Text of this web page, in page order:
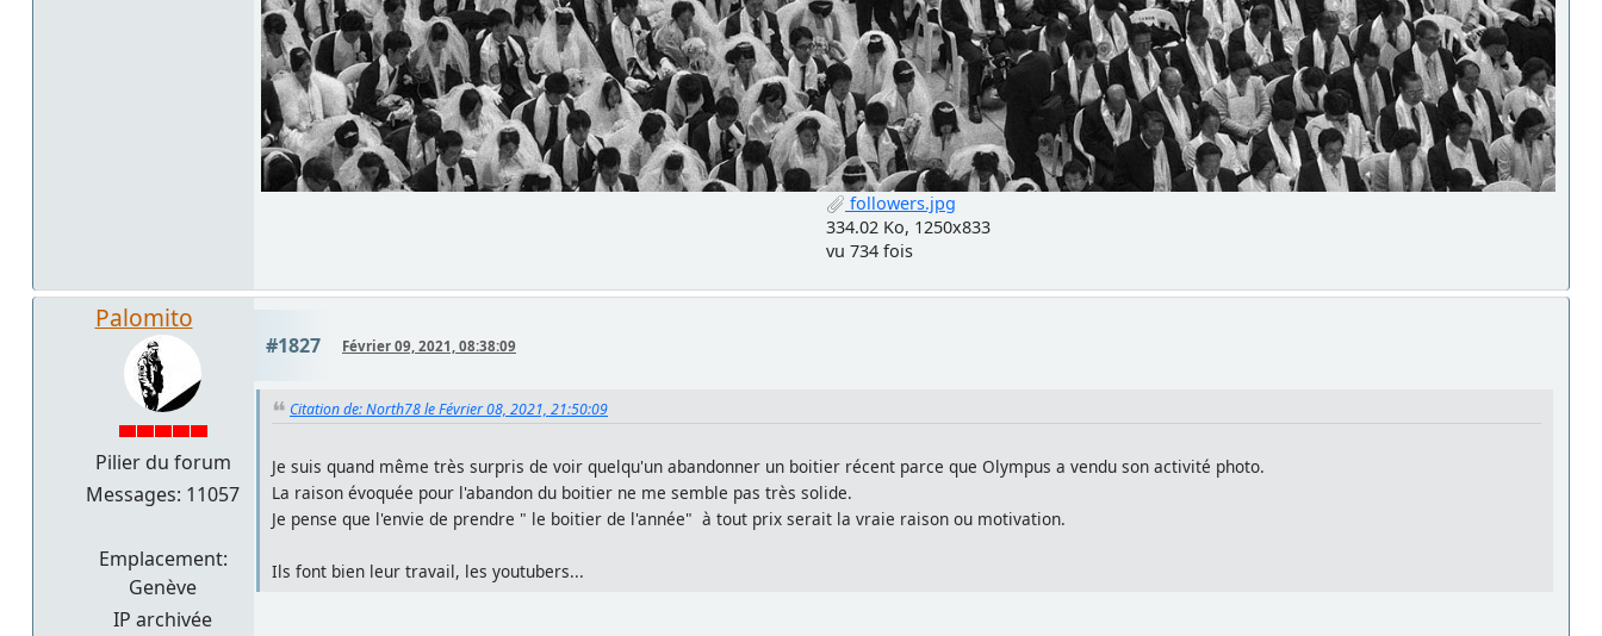
followers.jpg
334.02 Ko, 1250x833
vu 734 fois
Palomito
Pilier du forum
Messages: 11057
Emplacement:
Genève
IP archivée
#1827 Février 09, 2021, 08:38:09
Citation de: North78 le Février 08, 2021, 21:50:09
Je suis quand même très surpris de voir quelqu'un abandonner un boitier récent parce que Olympus a vendu son activité photo.
La raison évoquée pour l'abandon du boitier ne me semble pas très solide.
Je pense que l'envie de prendre " le boitier de l'année" à tout prix serait la vraie raison ou motivation.
Ils font bien leur travail, les youtubers...